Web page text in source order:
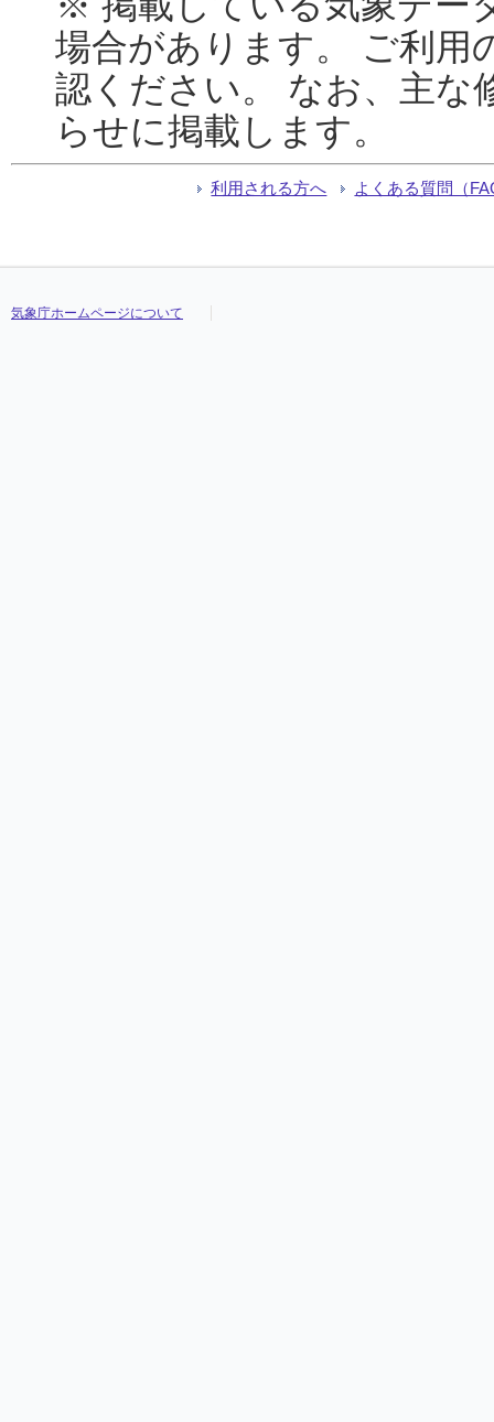
場合があります。 ご利用
認ください。 なお、主な
らせに掲載します。
利用される方へ よくある質問（
気象庁ホームページについて